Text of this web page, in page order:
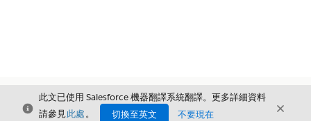
結束
此文已使用 Salesforce 機器翻譯系統翻譯。更多詳細資料
請參見此處。 切換至英文 不要現在 結束